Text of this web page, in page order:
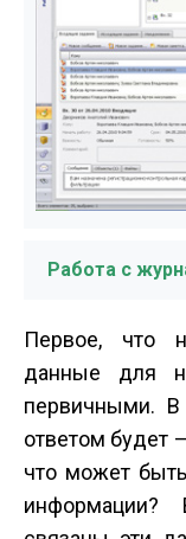
Работа с
Первое, что
данные для
первичными.
ответом будет
что может
информации?